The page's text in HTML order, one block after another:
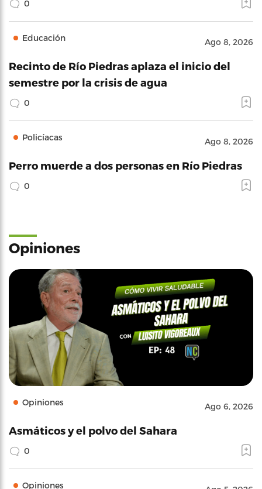
0
Educación Ago 8, 2026
Recinto de Río Piedras aplaza el inicio del
semestre por la crisis de agua
0
Policíacas Ago 8, 2026
Perro muerde a dos personas en Río Piedras
0
Opiniones
Opiniones Ago 6, 2026
Asmáticos y el polvo del Sahara
0
Opiniones